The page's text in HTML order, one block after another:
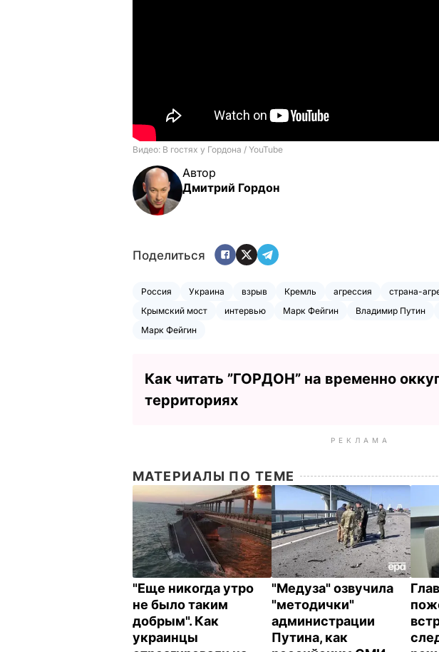
Автор
Дмитрий Гордон
Поделиться
Россия Украина взрыв Кремль агрессия страна-
Крымский мост
интервью Марк Фейгин Владимир Путин
Марк Фейгин
Как читать ”ГОРДОН” на временно
территориях
РЕКЛАМА
МАТЕРИАЛЫ ПО ТЕМЕ
"Еще никогда утро
не было таким
добрым". Как
украинцы
"Медуза" озвучила
"методички"
администрации
Путина, как